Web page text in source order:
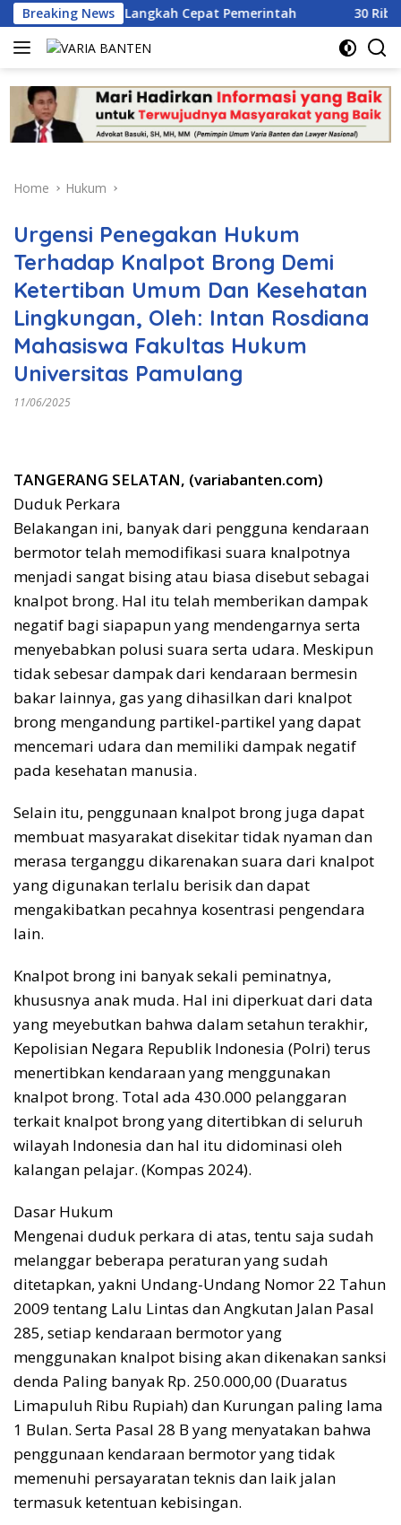
Skip
to
content
Breaking News
Langkah Cepat Pemerintah 30 Ribu Lebih
Home Hukum
Urgensi Penegakan Hukum
Terhadap Knalpot Brong Demi
Ketertiban Umum Dan Kesehatan
Lingkungan, Oleh: Intan Rosdiana
Mahasiswa Fakultas Hukum
Universitas Pamulang
11/06/2025
TANGERANG SELATAN, (variabanten.com)
Duduk Perkara
Belakangan ini, banyak dari pengguna kendaraan
bermotor telah memodifikasi suara knalpotnya
menjadi sangat bising atau biasa disebut sebagai
knalpot brong. Hal itu telah memberikan dampak
negatif bagi siapapun yang mendengarnya serta
menyebabkan polusi suara serta udara. Meskipun
tidak sebesar dampak dari kendaraan bermesin
bakar lainnya, gas yang dihasilkan dari knalpot
brong mengandung partikel-partikel yang dapat
mencemari udara dan memiliki dampak negatif
pada kesehatan manusia.
Selain itu, penggunaan knalpot brong juga dapat
membuat masyarakat disekitar tidak nyaman dan
merasa terganggu dikarenakan suara dari knalpot
yang digunakan terlalu berisik dan dapat
mengakibatkan pecahnya kosentrasi pengendara
lain.
Knalpot brong ini banyak sekali peminatnya,
khususnya anak muda. Hal ini diperkuat dari data
yang meyebutkan bahwa dalam setahun terakhir,
Kepolisian Negara Republik Indonesia (Polri) terus
menertibkan kendaraan yang menggunakan
knalpot brong. Total ada 430.000 pelanggaran
terkait knalpot brong yang ditertibkan di seluruh
wilayah Indonesia dan hal itu didominasi oleh
kalangan pelajar. (Kompas 2024).
Dasar Hukum
Mengenai duduk perkara di atas, tentu saja sudah
melanggar beberapa peraturan yang sudah
ditetapkan, yakni Undang-Undang Nomor 22 Tahun
2009 tentang Lalu Lintas dan Angkutan Jalan Pasal
285, setiap kendaraan bermotor yang
menggunakan knalpot bising akan dikenakan sanksi
denda Paling banyak Rp. 250.000,00 (Duaratus
Limapuluh Ribu Rupiah) dan Kurungan paling lama
1 Bulan. Serta Pasal 28 B yang menyatakan bahwa
penggunaan kendaraan bermotor yang tidak
memenuhi persayaratan teknis dan laik jalan
termasuk ketentuan kebisingan.